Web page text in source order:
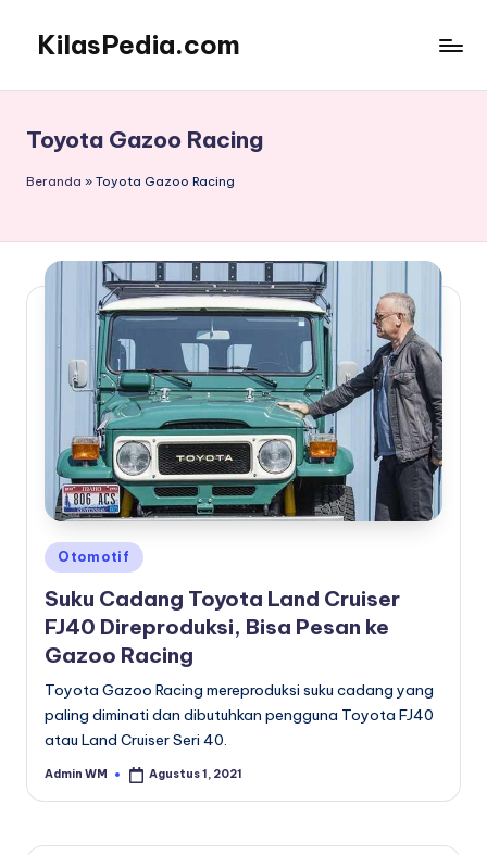
content
KilasPedia.com
Terdepan
Toyota Gazoo Racing
Beranda » Toyota Gazoo Racing
Posted
in
Otomotif
Suku Cadang Toyota Land Cruiser
FJ40 Direproduksi, Bisa Pesan ke
Gazoo Racing
Toyota Gazoo Racing mereproduksi suku cadang yang
paling diminati dan dibutuhkan pengguna Toyota FJ40
atau Land Cruiser Seri 40.
Posted
Admin WM Agustus 1, 2021